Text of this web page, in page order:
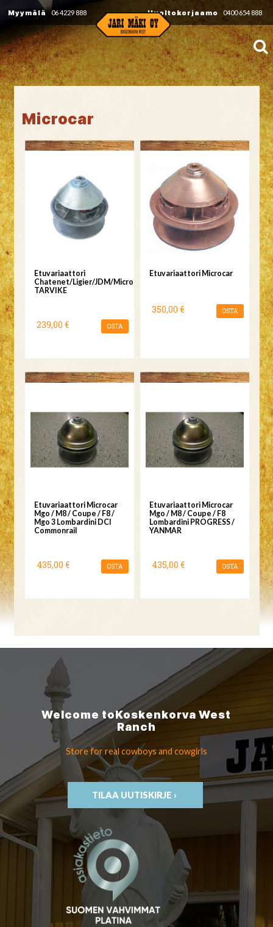
Myymälä 06 4229 888 Huoltokorjaamo 0400 654 888
Microcar
Etuvariaattori
Chatenet/Ligier/JDM/Microcar/Grecav
TARVIKE
239,00 € OSTA
Etuvariaattori Microcar
350,00 € OSTA
Etuvariaattori Microcar
Mgo / M8 / Coupe / F8 /
Mgo 3 Lombardini DCI
Commonrail
435,00 € OSTA
Etuvariaattori Microcar
Mgo / M8 / Coupe / F8
Lombardini PROGRESS /
YANMAR
435,00 € OSTA
Welcome toKoskenkorvaWest
Ranch
Store for real cowboys and cowgirls
TILAA UUTISKIRJE ›